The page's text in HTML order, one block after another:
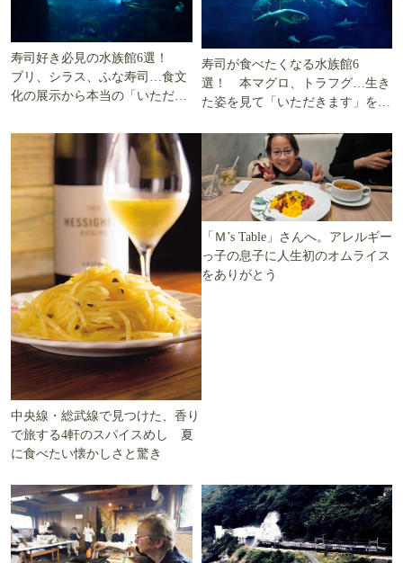
寿司好き必見の水族館6選！
ブリ、シラス、ふな寿司…食文
化の展示から本当の「いただき
寿司が食べたくなる水族館6
選！ 本マグロ、トラフグ…生き
た姿を見て「いただきます」を考
中央線・総武線で見つけた、香り
で旅する4軒のスパイスめし 夏
に食べたい懐かしさと驚き
「Ｍ’s Table」さんへ。アレルギー
っ子の息子に人生初のオムライス
をありがとう